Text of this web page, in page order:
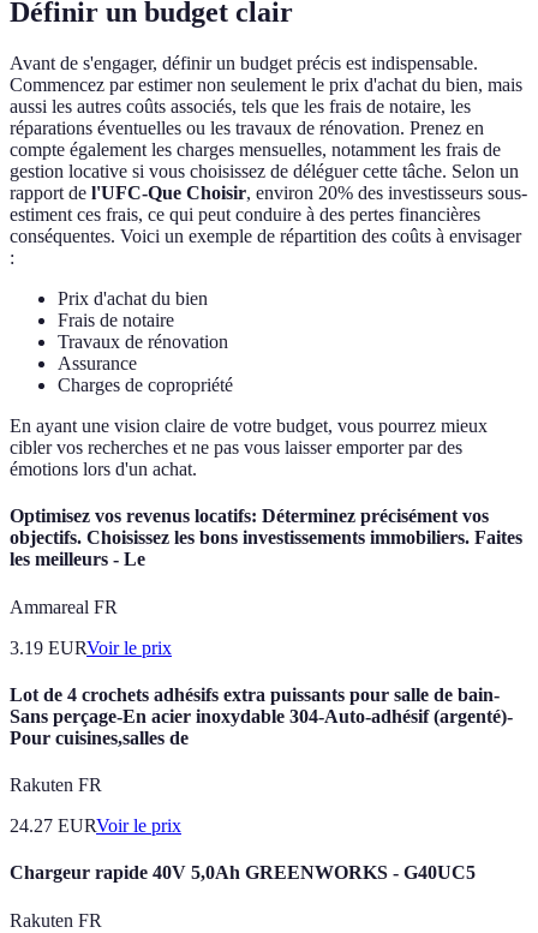
Définir un budget clair
Avant de s'engager, définir un budget précis est indispensable.
Commencez par estimer non seulement le prix d'achat du bien, mais
aussi les autres coûts associés, tels que les frais de notaire, les
réparations éventuelles ou les travaux de rénovation. Prenez en
compte également les charges mensuelles, notamment les frais de
gestion locative si vous choisissez de déléguer cette tâche. Selon un
rapport de l'UFC-Que Choisir, environ 20% des investisseurs sous-
estiment ces frais, ce qui peut conduire à des pertes financières
conséquentes. Voici un exemple de répartition des coûts à envisager
:
Prix d'achat du bien
Frais de notaire
Travaux de rénovation
Assurance
Charges de copropriété
En ayant une vision claire de votre budget, vous pourrez mieux
cibler vos recherches et ne pas vous laisser emporter par des
émotions lors d'un achat.
Optimisez vos revenus locatifs: Déterminez précisément vos
objectifs. Choisissez les bons investissements immobiliers. Faites
les meilleurs - Le
Ammareal FR
3.19 EURVoir le prix
Lot de 4 crochets adhésifs extra puissants pour salle de bain-
Sans perçage-En acier inoxydable 304-Auto-adhésif (argenté)-
Pour cuisines,salles de
Rakuten FR
24.27 EURVoir le prix
Chargeur rapide 40V 5,0Ah GREENWORKS - G40UC5
Rakuten FR